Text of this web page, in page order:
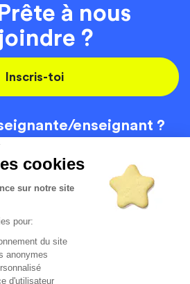
cookies
sur notre site
pour:
du site
anonymes
d'utilisateur
à nous
?
Inscris-toi
enseignant ?
recrute
Contact